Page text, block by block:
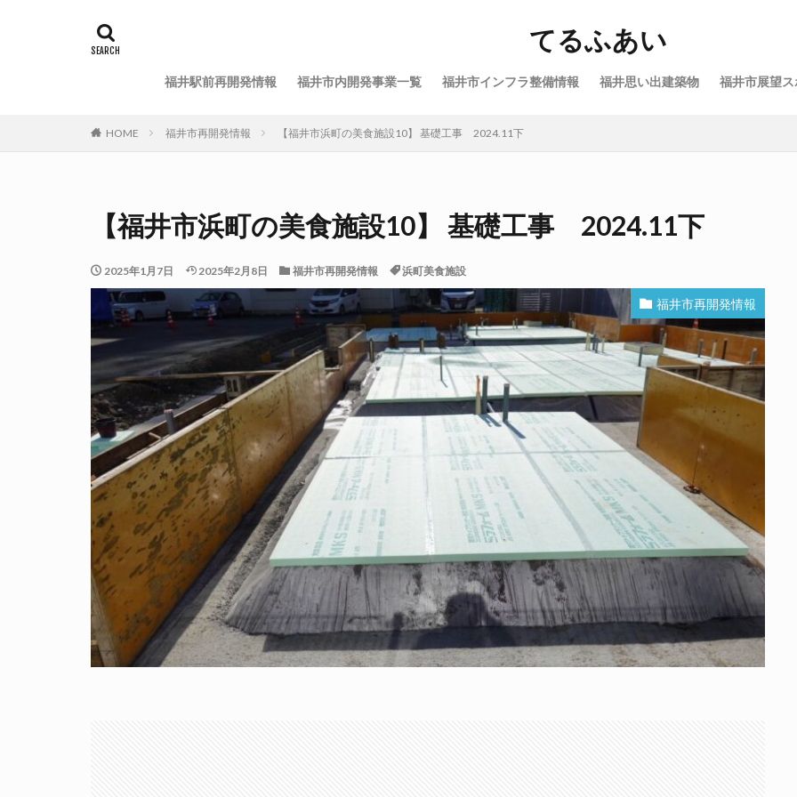
てるふあい
福井駅前再開発情報 福井市内開発事業一覧 福井市インフラ整備情報 福井思い出建築物 福井市展望
HOME 福井市再開発情報 【福井市浜町の美食施設10】 基礎工事 2024.11下
【福井市浜町の美食施設10】 基礎工事 2024.11下
2025年1月7日 2025年2月8日 福井市再開発情報 浜町美食施設
福井市再開発情報